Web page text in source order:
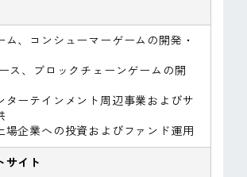
ム、コンシューマーゲームの開発・
ス、ブロックチェーンゲームの開
ターテインメント周辺事業およびサ
場企業への投資およびファンド運用
サイト